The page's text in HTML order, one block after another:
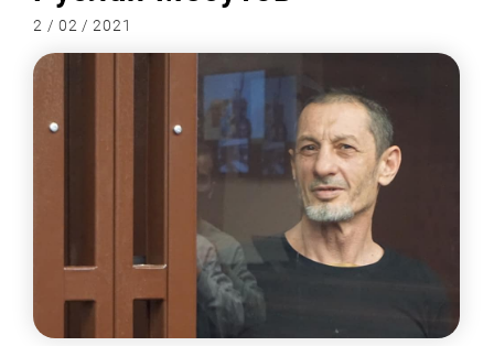
2 / 02 / 2021